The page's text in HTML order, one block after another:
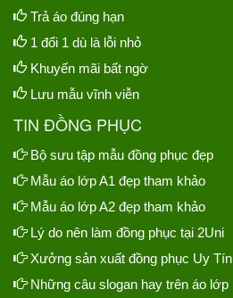
Trả áo đúng hạn
1 đổi 1 dù là lỗi nhỏ
Khuyến mãi bất ngờ
Lưu mẫu vĩnh viễn
TIN ĐỒNG PHỤC
Bộ sưu tập mẫu đồng phục đẹp
Mẫu áo lớp A1 đẹp tham khảo
Mẫu áo lớp A2 đẹp tham khảo
Lý do nên làm đồng phục tại 2Uni
Xưởng sản xuất đồng phục Uy Tín
Những câu slogan hay trên áo lớp